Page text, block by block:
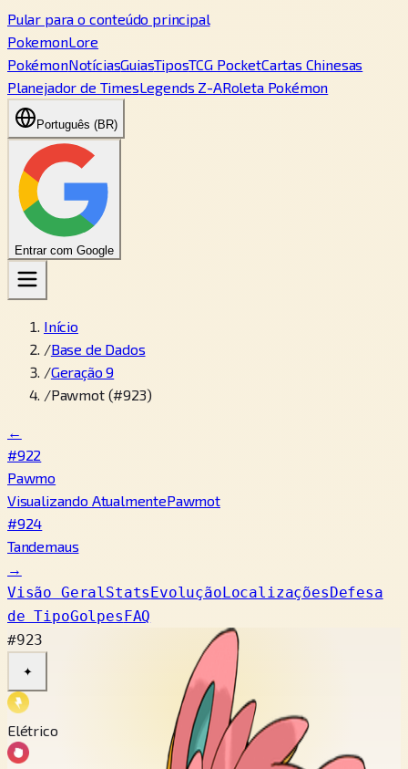
Pular para o conteúdo principal
PokemonLore
PokémonNotíciasGuiasTiposTCG PocketCartas Chinesas
Planejador de TimesLegends Z-ARoleta Pokémon
Português (BR)
Entrar com Google
Início
/Base de Dados
/Geração 9
/Pawmot (#923)
←
#922
Pawmo
Visualizando AtualmentePawmot
#924
Tandemaus
→
Visão GeralStatsEvoluçãoLocalizaçõesDefesa
de TipoGolpesFAQ
#923
✦
Elétrico